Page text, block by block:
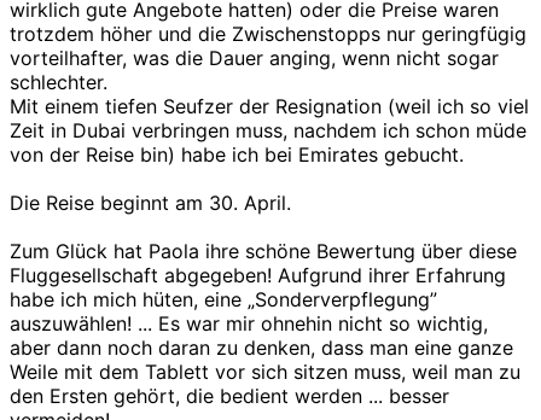
wirklich gute Angebote hatten) oder die Preise waren
trotzdem höher und die Zwischenstopps nur geringfügig
vorteilhafter, was die Dauer anging, wenn nicht sogar
schlechter.
Mit einem tiefen Seufzer der Resignation (weil ich so viel
Zeit in Dubai verbringen muss, nachdem ich schon müde
von der Reise bin) habe ich bei Emirates gebucht.
Die Reise beginnt am 30. April.
Zum Glück hat Paola ihre schöne Bewertung über diese
Fluggesellschaft abgegeben! Aufgrund ihrer Erfahrung
habe ich mich hüten, eine „Sonderverpflegung”
auszuwählen! ... Es war mir ohnehin nicht so wichtig,
aber dann noch daran zu denken, dass man eine ganze
Weile mit dem Tablett vor sich sitzen muss, weil man zu
den Ersten gehört, die bedient werden ... besser